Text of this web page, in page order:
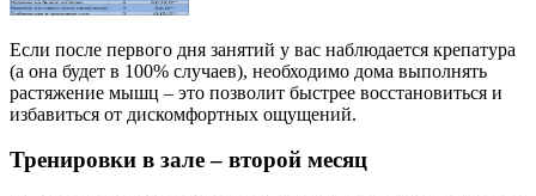
Если после первого дня занятий у вас наблюдается крепатура
(а она будет в 100% случаев), необходимо дома выполнять
растяжение мышц – это позволит быстрее восстановиться и
избавиться от дискомфортных ощущений.
Тренировки в зале – второй месяц